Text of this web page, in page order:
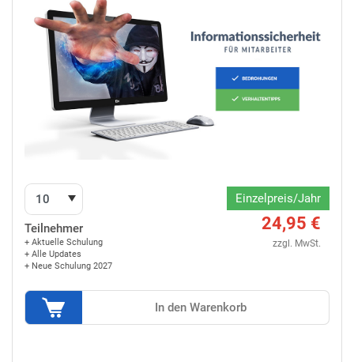
Teilnehmer
+ Aktuelle Schulung
+ Alle Updates
+ Neue Schulung 2027
Einzelpreis/Jahr
24,95 €
zzgl. MwSt.
In den Warenkorb